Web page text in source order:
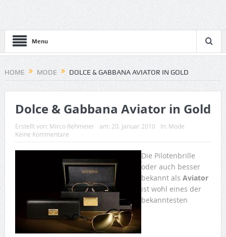
Menu
HOME MODE DOLCE & GABBANA AVIATOR IN GOLD
Dolce & Gabbana Aviator in Gold
Erstellt von: Mirco Rehmeier am: 20. Januar 2010 In: Mode
Keine Kommentare
Die Pilotenbrille
oder auch besser
bekannt als Aviator
ist wohl eines der
bekanntesten